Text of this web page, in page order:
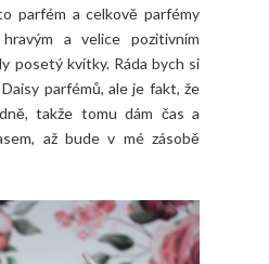
parfém a celkově parfémy
a velice pozitivním
posetý kvítky. Ráda bych si
parfémů, ale je fakt, že
takže tomu dám čas a
až bude v mé zásobě